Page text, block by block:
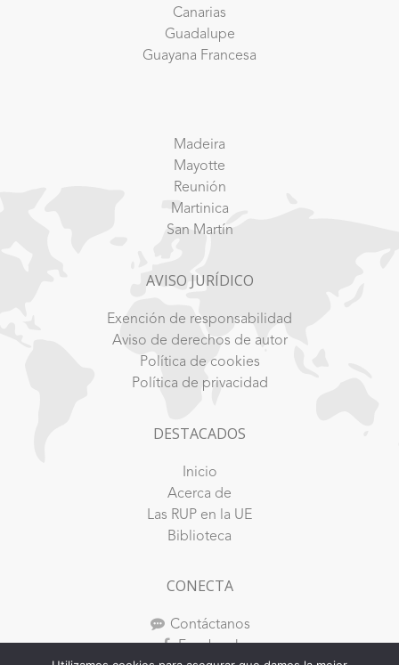
Canarias
Guadalupe
Guayana Francesa
Madeira
Mayotte
Reunión
Martinica
San Martín
AVISO JURÍDICO
Exención de responsabilidad
Aviso de derechos de autor
Política de cookies
Política de privacidad
DESTACADOS
Inicio
Acerca de
Las RUP en la UE
Biblioteca
CONECTA
Contáctanos
Facebook